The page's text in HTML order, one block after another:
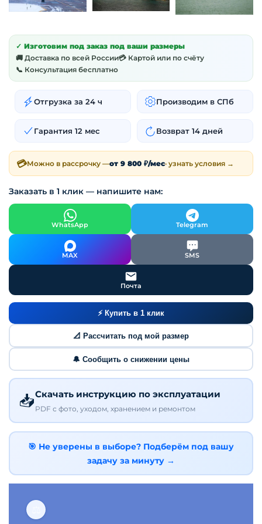
✓ Изготовим под заказ под ваши размеры
🚚 Доставка по всей России💳 Картой или по счёту
📞 Консультация бесплатно
Отгрузка за 24 ч Производим в СПб
Гарантия 12 мес Возврат 14 дней
💳Можно в рассрочку —от 9 800 ₽/мес· узнать условия →
Заказать в 1 клик — напишите нам:
WhatsApp Telegram
MAX SMS
Почта
⚡ Купить в 1 клик
📐 Рассчитать под мой размер
🔔 Сообщить о снижении цены
📥Скачать инструкцию по эксплуатации
PDF с фото, уходом, хранением и ремонтом
🎯 Не уверены в выборе? Подберём под вашу
задачу за минуту →